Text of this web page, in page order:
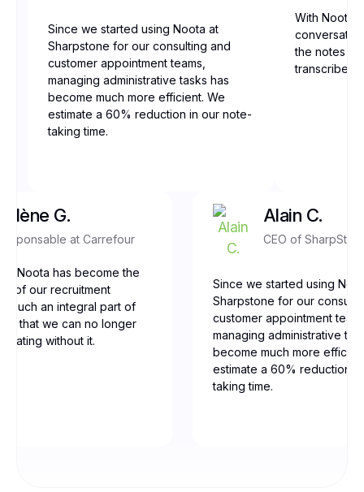
Since we started using Noota at
Sharpstone for our consulting and
customer appointment teams,
managing administrative tasks has
become much more efficient. We
estimate a 60% reduction in our note-
taking time.
With Noota,
the notes
transcribed,
G.
at Carrefour
Noota has become the
of our recruitment
such an integral part of
that we can no longer
without it.
Alain C.
CEO of
Since we started using
Sharpstone for our
customer appointment
managing administrative
become much more
estimate a 60% reduction
taking time.